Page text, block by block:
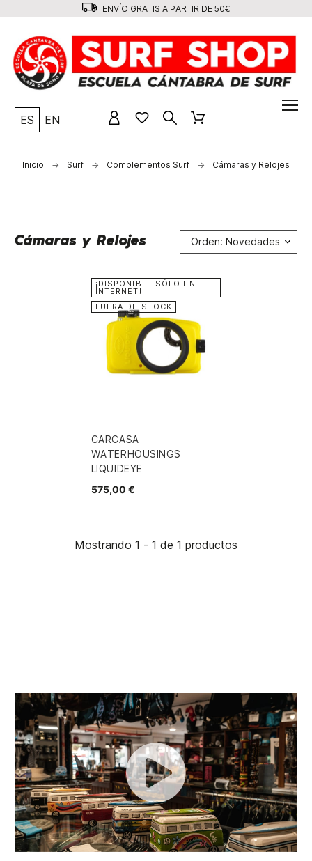
ENVÍO GRATIS A PARTIR DE 50€
ES EN
Inicio Surf Complementos Surf Cámaras y Relojes
Cámaras y Relojes Orden: Novedades
CARCASA
WATERHOUSINGS
LIQUIDEYE
575,00 €
¡DISPONIBLE SÓLO EN
INTERNET!
FUERA DE STOCK
Mostrando 1 - 1 de 1 productos